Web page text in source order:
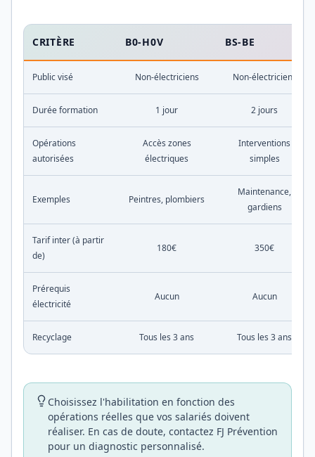
CRITÈRE B0-H0V BS-BE
Public visé Non-électriciens Non-électriciens
Durée formation 1 jour 2 jours
Opérations
autorisées
Accès zones
électriques
Interventions
simples
Exemples Peintres, plombiers
Maintenance,
gardiens
Tarif inter (à partir
de)
180€ 350€
Prérequis
électricité
Aucun Aucun
Recyclage Tous les 3 ans Tous les 3 ans
Choisissez l'habilitation en fonction des
opérations réelles que vos salariés doivent
réaliser. En cas de doute, contactez FJ Prévention
pour un diagnostic personnalisé.